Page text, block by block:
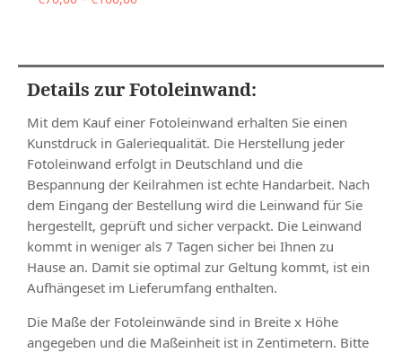
Details zur Fotoleinwand:
Mit dem Kauf einer Fotoleinwand erhalten Sie einen
Kunstdruck in Galeriequalität. Die Herstellung jeder
Fotoleinwand erfolgt in Deutschland und die
Bespannung der Keilrahmen ist echte Handarbeit. Nach
dem Eingang der Bestellung wird die Leinwand für Sie
hergestellt, geprüft und sicher verpackt. Die Leinwand
kommt in weniger als 7 Tagen sicher bei Ihnen zu
Hause an. Damit sie optimal zur Geltung kommt, ist ein
Aufhängeset im Lieferumfang enthalten.
Die Maße der Fotoleinwände sind in Breite x Höhe
angegeben und die Maßeinheit ist in Zentimetern. Bitte